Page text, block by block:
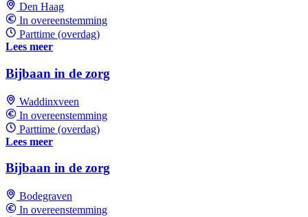
Den Haag
In overeenstemming
Parttime (overdag)
Lees meer
Bijbaan in de zorg
Waddinxveen
In overeenstemming
Parttime (overdag)
Lees meer
Bijbaan in de zorg
Bodegraven
In overeenstemming